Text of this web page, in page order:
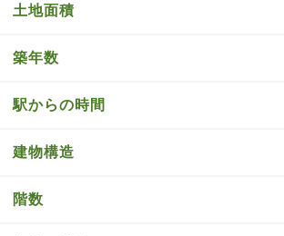
土地面積
築年数
駅からの時間
建物構造
階数